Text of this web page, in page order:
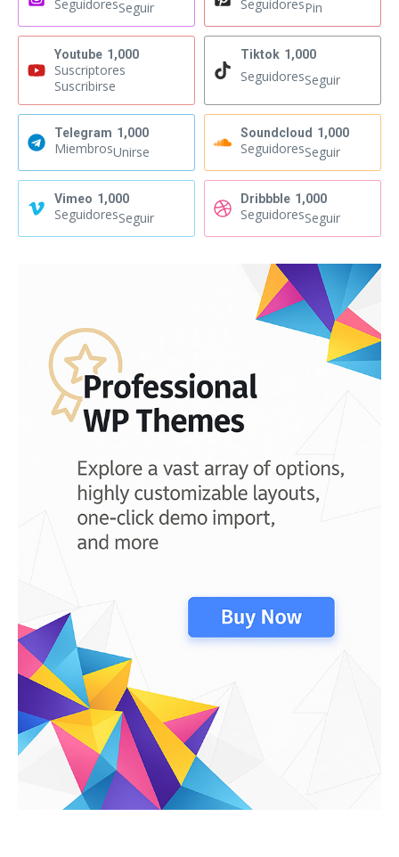
SeguidoresSeguir SeguidoresPin
Youtube 1,000
Suscriptores
Suscribirse
Tiktok 1,000
SeguidoresSeguir
Telegram 1,000
MiembrosUnirse
Soundcloud 1,000
SeguidoresSeguir
Vimeo 1,000
SeguidoresSeguir
Dribbble 1,000
SeguidoresSeguir